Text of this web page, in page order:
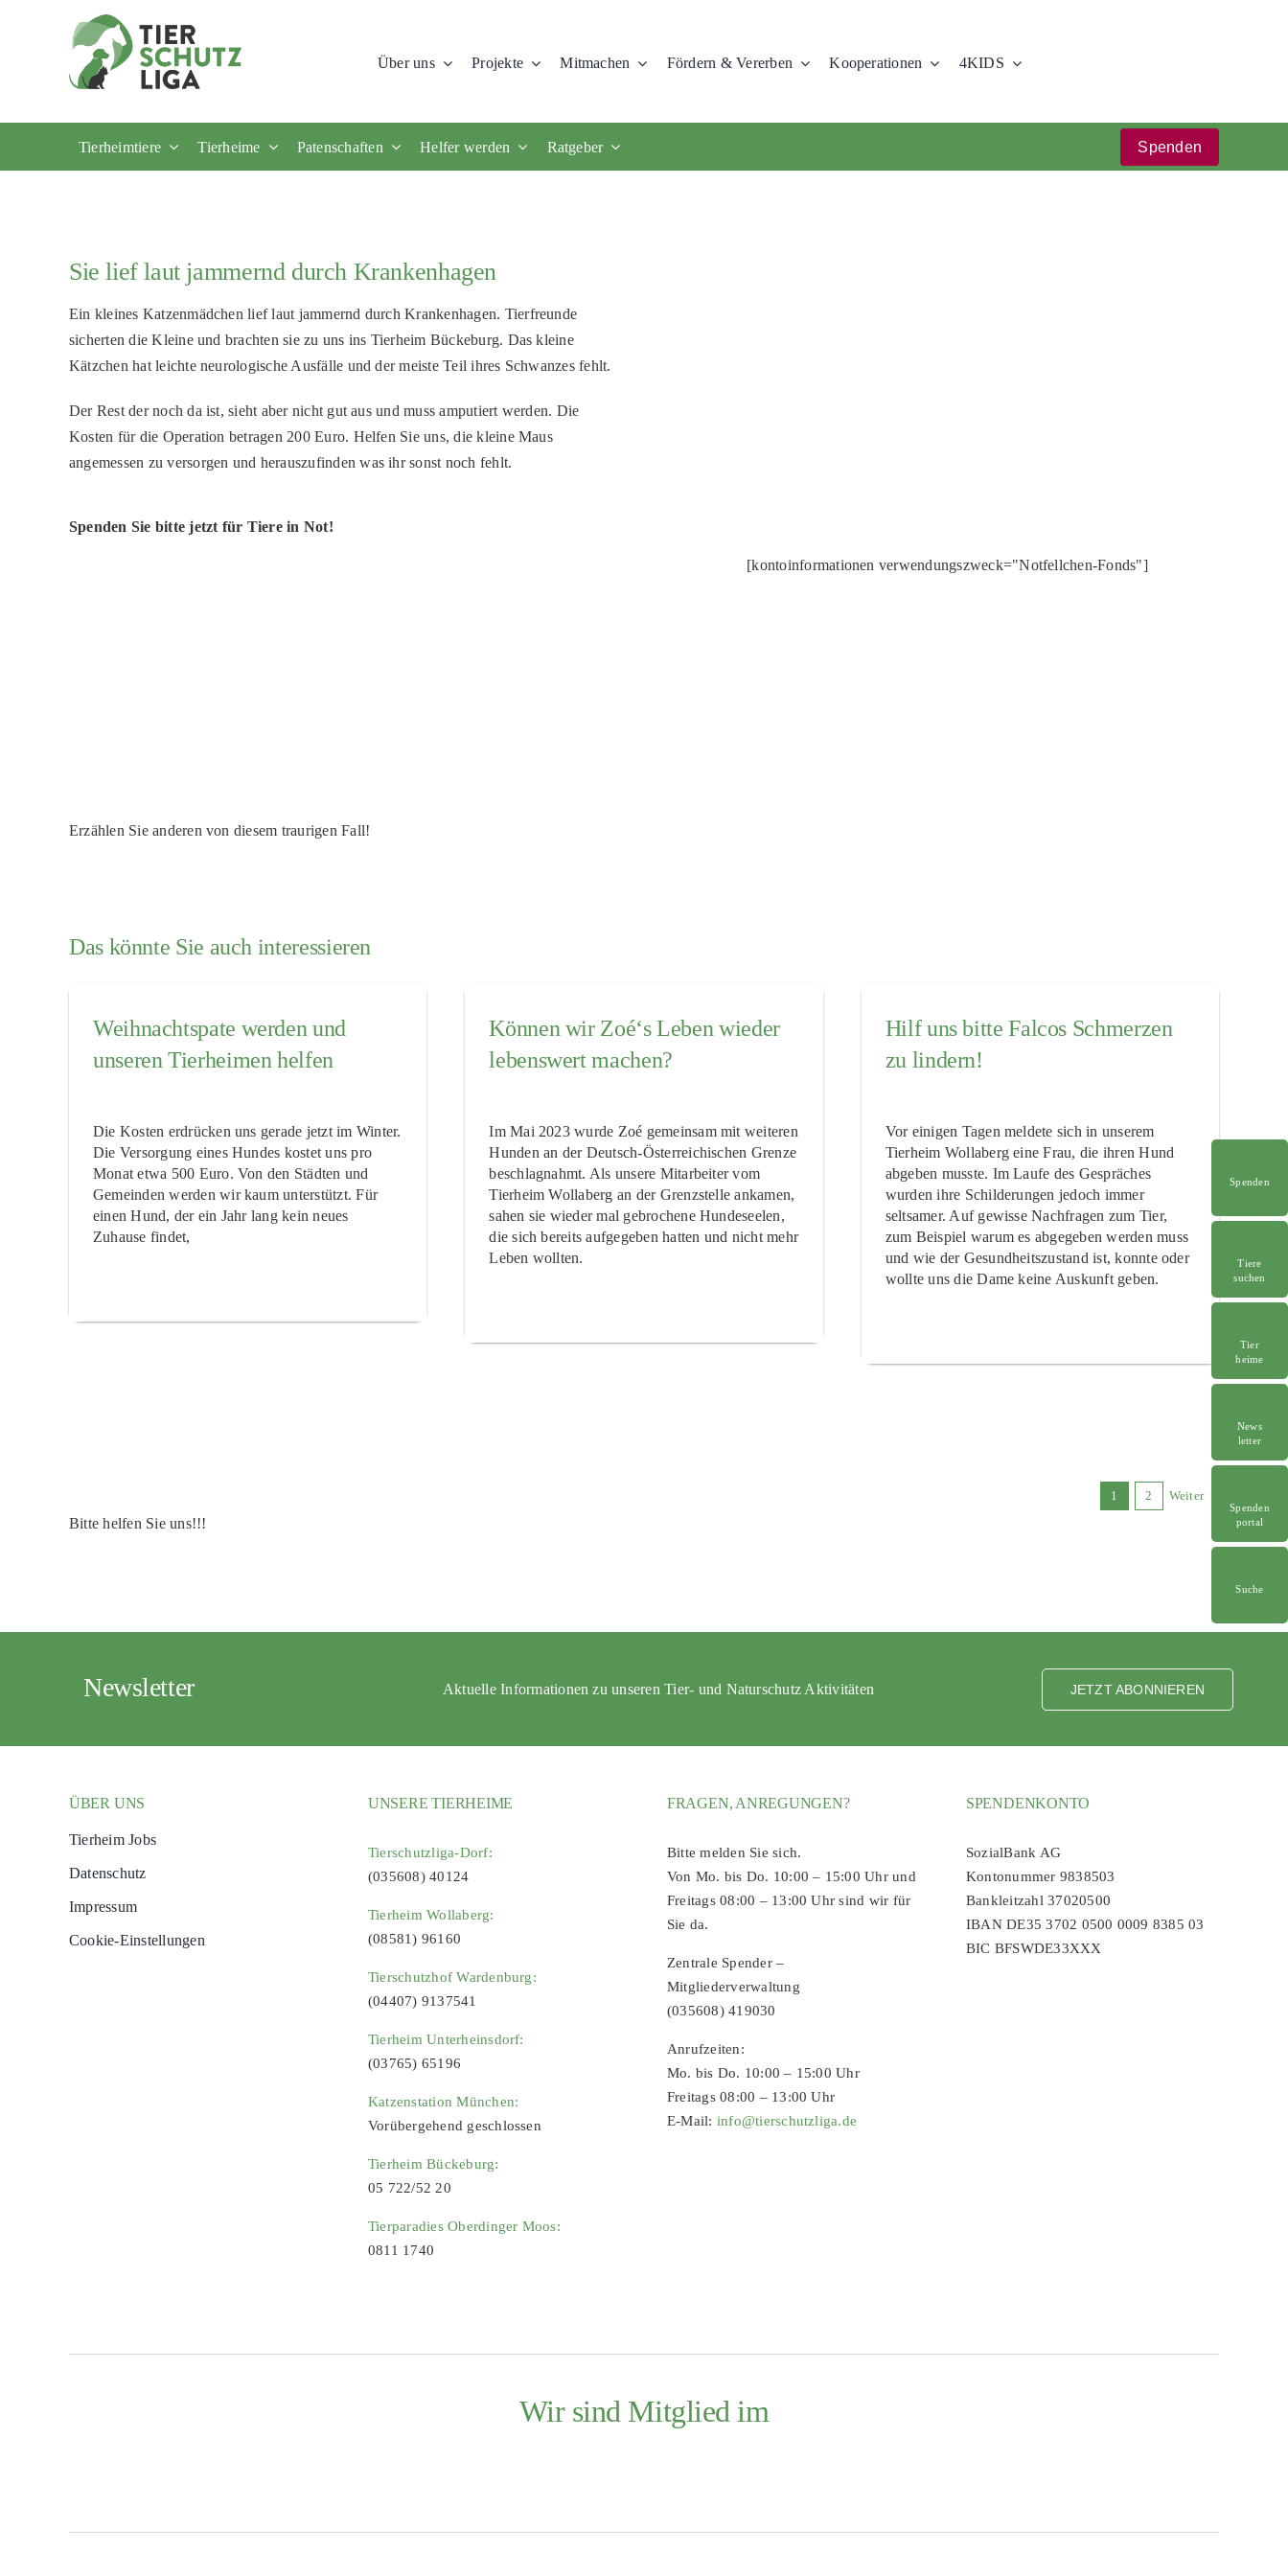
Über uns Projekte Mitmachen Fördern & Vererben Kooperationen 4KIDS
Tierheimtiere Tierheime Patenschaften Helfer werden Ratgeber Spenden
Spenden
Tiere
suchen
Tier
heime
News
letter
Spenden
portal
Suche
Sie lief laut jammernd durch Krankenhagen
Ein kleines Katzenmädchen lief laut jammernd durch Krankenhagen. Tierfreunde
sicherten die Kleine und brachten sie zu uns ins Tierheim Bückeburg. Das kleine
Kätzchen hat leichte neurologische Ausfälle und der meiste Teil ihres Schwanzes fehlt.
Der Rest der noch da ist, sieht aber nicht gut aus und muss amputiert werden. Die
Kosten für die Operation betragen 200 Euro. Helfen Sie uns, die kleine Maus
angemessen zu versorgen und herauszufinden was ihr sonst noch fehlt.
Spenden Sie bitte jetzt für Tiere in Not!
[kontoinformationen verwendungszweck="Notfellchen-Fonds"]
Erzählen Sie anderen von diesem traurigen Fall!
Das könnte Sie auch interessieren
Weihnachtspate werden und
unseren Tierheimen helfen
Die Kosten erdrücken uns gerade jetzt im Winter.
Die Versorgung eines Hundes kostet uns pro
Monat etwa 500 Euro. Von den Städten und
Gemeinden werden wir kaum unterstützt. Für
einen Hund, der ein Jahr lang kein neues
Zuhause findet,
Können wir Zoé‘s Leben wieder
lebenswert machen?
Im Mai 2023 wurde Zoé gemeinsam mit weiteren
Hunden an der Deutsch-Österreichischen Grenze
beschlagnahmt. Als unsere Mitarbeiter vom
Tierheim Wollaberg an der Grenzstelle ankamen,
sahen sie wieder mal gebrochene Hundeseelen,
die sich bereits aufgegeben hatten und nicht mehr
Leben wollten.
Hilf uns bitte Falcos Schmerzen
zu lindern!
Vor einigen Tagen meldete sich in unserem
Tierheim Wollaberg eine Frau, die ihren Hund
abgeben musste. Im Laufe des Gespräches
wurden ihre Schilderungen jedoch immer
seltsamer. Auf gewisse Nachfragen zum Tier,
zum Beispiel warum es abgegeben werden muss
und wie der Gesundheitszustand ist, konnte oder
wollte uns die Dame keine Auskunft geben.
1 2 Weiter
Bitte helfen Sie uns!!!
Newsletter Aktuelle Informationen zu unseren Tier- und Naturschutz Aktivitäten JETZT ABONNIEREN
ÜBER UNS
Tierheim Jobs
Datenschutz
Impressum
Cookie-Einstellungen
UNSERE TIERHEIME
Tierschutzliga-Dorf:
(035608) 40124
Tierheim Wollaberg:
(08581) 96160
Tierschutzhof Wardenburg:
(04407) 9137541
Tierheim Unterheinsdorf:
(03765) 65196
Katzenstation München:
Vorübergehend geschlossen
Tierheim Bückeburg:
05 722/52 20
Tierparadies Oberdinger Moos:
0811 1740
FRAGEN, ANREGUNGEN?
Bitte melden Sie sich.
Von Mo. bis Do. 10:00 – 15:00 Uhr und
Freitags 08:00 – 13:00 Uhr sind wir für
Sie da.
Zentrale Spender –
Mitgliederverwaltung
(035608) 419030
Anrufzeiten:
Mo. bis Do. 10:00 – 15:00 Uhr
Freitags 08:00 – 13:00 Uhr
E-Mail: info@tierschutzliga.de
SPENDENKONTO
SozialBank AG
Kontonummer 9838503
Bankleitzahl 37020500
IBAN DE35 3702 0500 0009 8385 03
BIC BFSWDE33XXX
Wir sind Mitglied im